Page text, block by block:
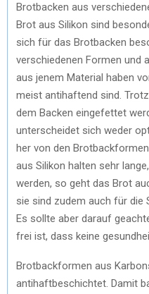
Brotbacken aus
Brot aus Silikon sind
sich für das Brotbacken
verschiedenen Formen und
aus jenem Material haben
meist antihaftend sind.
dem Backen eingefettet
unterscheidet sich weder
her von den
aus Silikon halten sehr
werden, so geht das Brot
sie sind zudem auch für die
Es sollte aber darauf
frei ist, dass keine
Brotbackformen aus
antihaftbeschichtet. Damit